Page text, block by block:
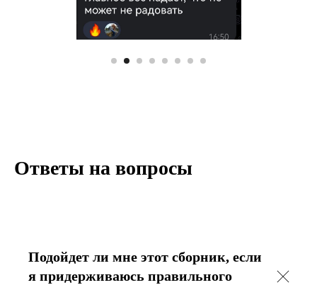
Ответы на вопросы
Подойдет ли мне этот сборник, если
я придерживаюсь правильного